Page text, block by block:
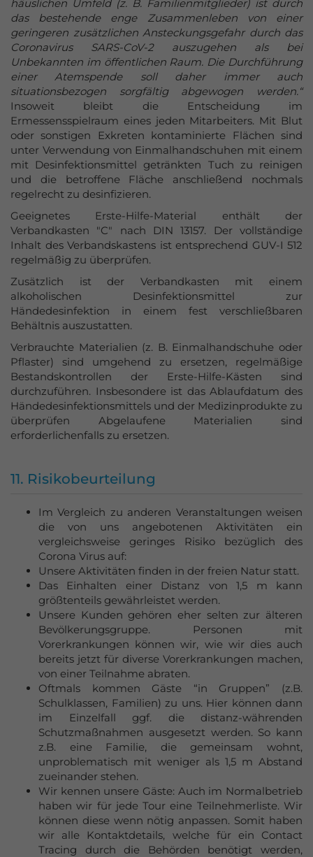
häuslichen Umfeld (z. B. Familienmitglieder) ist durch
das bestehende enge Zusammenleben von einer
geringeren zusätzlichen Ansteckungsgefahr durch das
Coronavirus SARS-CoV-2 auszugehen als bei
Unbekannten im öffentlichen Raum. Die Durchführung
einer Atemspende soll daher immer auch
situationsbezogen sorgfältig abgewogen werden.“
Insoweit bleibt die Entscheidung im
Ermessensspielraum eines jeden Mitarbeiters. Mit Blut
oder sonstigen Exkreten kontaminierte Flächen sind
unter Verwendung von Einmalhandschuhen mit einem
mit Desinfektionsmittel getränkten Tuch zu reinigen
und die betroffene Fläche anschließend nochmals
regelrecht zu desinfizieren.
Geeignetes Erste-Hilfe-Material enthält der
Verbandkasten "C" nach DIN 13157. Der vollständige
Inhalt des Verbandskastens ist entsprechend GUV-I 512
regelmäßig zu überprüfen.
Zusätzlich ist der Verbandkasten mit einem
alkoholischen Desinfektionsmittel zur
Händedesinfektion in einem fest verschließbaren
Behältnis auszustatten.
Verbrauchte Materialien (z. B. Einmalhandschuhe oder
Pflaster) sind umgehend zu ersetzen, regelmäßige
Bestandskontrollen der Erste-Hilfe-Kästen sind
durchzuführen. Insbesondere ist das Ablaufdatum des
Händedesinfektionsmittels und der Medizinprodukte zu
überprüfen Abgelaufene Materialien sind
erforderlichenfalls zu ersetzen.
11. Risikobeurteilung
Im Vergleich zu anderen Veranstaltungen weisen
die von uns angebotenen Aktivitäten ein
vergleichsweise geringes Risiko bezüglich des
Corona Virus auf:
Unsere Aktivitäten finden in der freien Natur statt.
Das Einhalten einer Distanz von 1,5 m kann
größtenteils gewährleistet werden.
Unsere Kunden gehören eher selten zur älteren
Bevölkerungsgruppe. Personen mit
Vorerkrankungen können wir, wie wir dies auch
bereits jetzt für diverse Vorerkrankungen machen,
von einer Teilnahme abraten.
Oftmals kommen Gäste “in Gruppen” (z.B.
Schulklassen, Familien) zu uns. Hier können dann
im Einzelfall ggf. die distanz-währenden
Schutzmaßnahmen ausgesetzt werden. So kann
z.B. eine Familie, die gemeinsam wohnt,
unproblematisch mit weniger als 1,5 m Abstand
zueinander stehen.
Wir kennen unsere Gäste: Auch im Normalbetrieb
haben wir für jede Tour eine Teilnehmerliste. Wir
können diese wenn nötig anpassen. Somit haben
wir alle Kontaktdetails, welche für ein Contact
Tracing durch die Behörden benötigt werden,